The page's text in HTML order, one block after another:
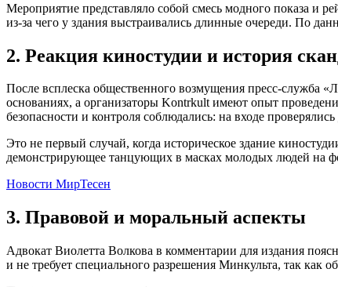
Мероприятие представляло собой смесь модного показа и
из-за чего у здания выстраивались длинные очереди. По
2. Реакция киностудии и история
После всплеска общественного возмущения пресс-служба
основаниях, а организаторы Kontrkult имеют опыт
безопасности и контроля соблюдались: на входе
Это не первый случай, когда историческое здание
демонстрирующее танцующих в масках молодых людей на
Новости МирТесен
3. Правовой и моральный аспекты
Адвокат Виолетта Волкова в комментарии для издания
и не требует специального разрешения Минкульта, так